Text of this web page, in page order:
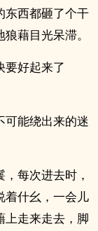
东西都砸了个干
藉目光呆滞。
要好起来了
可能绕出来的迷
每次进去时，
着什幺，一会儿
上走来走去，脚